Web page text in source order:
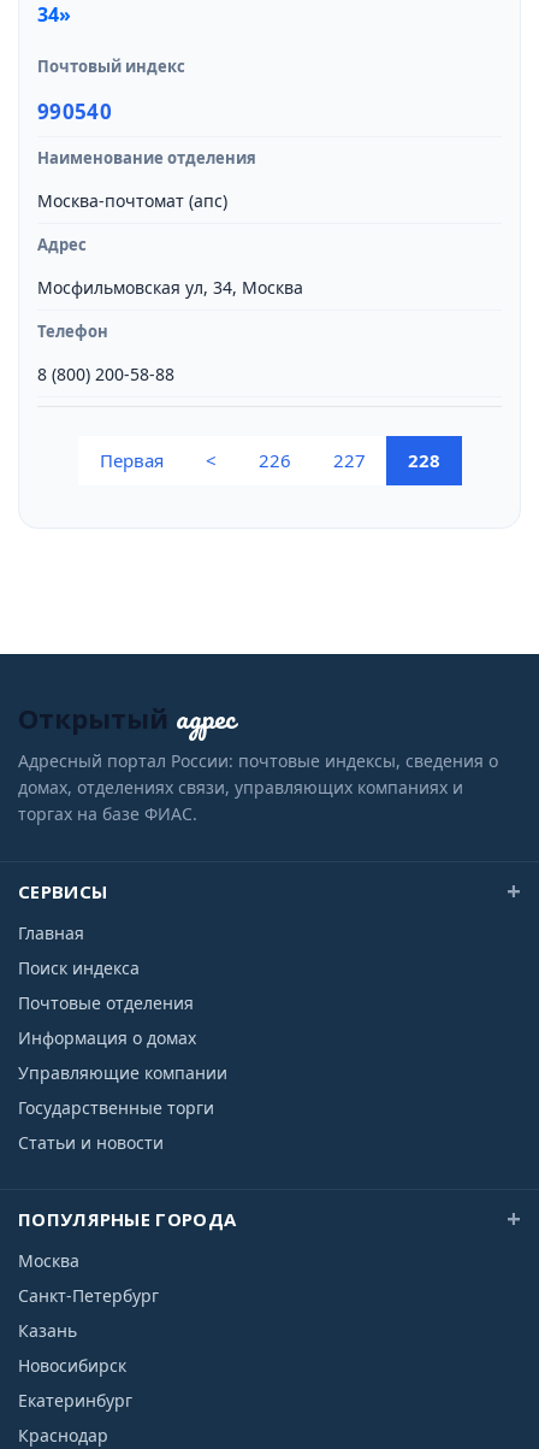
34»
Почтовый индекс
990540
Наименование отделения
Москва-почтомат (апс)
Адрес
Мосфильмовская ул, 34, Москва
Телефон
8 (800) 200-58-88
Первая < 226 227 228(current)
Открытый адрес
Адресный портал России: почтовые индексы, сведения о
домах, отделениях связи, управляющих компаниях и
торгах на базе ФИАС.
СЕРВИСЫ
Главная
Поиск индекса
Почтовые отделения
Информация о домах
Управляющие компании
Государственные торги
Статьи и новости
ПОПУЛЯРНЫЕ ГОРОДА
Москва
Санкт-Петербург
Казань
Новосибирск
Екатеринбург
Краснодар